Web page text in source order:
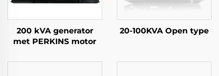
200 kVA generator
met PERKINS motor
20-100KVA Open type